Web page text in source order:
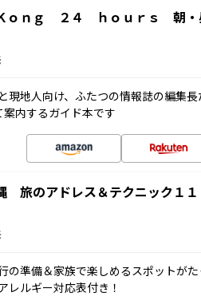
ｏｎｇ ２４ ｈｏｕｒｓ 朝・
現地人向け、ふたつの情報誌の編集
内するガイド本です
旅のアドレス＆テクニック１１
の準備＆家族で楽しめるスポットが
レルギー対応表付き！